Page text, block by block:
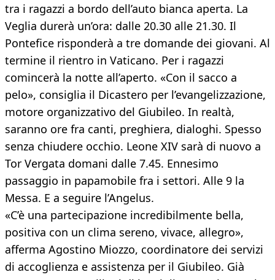
tra i ragazzi a bordo dell’auto bianca aperta. La
Veglia durerà un’ora: dalle 20.30 alle 21.30. Il
Pontefice risponderà a tre domande dei giovani. Al
termine il rientro in Vaticano. Per i ragazzi
comincerà la notte all’aperto. «Con il sacco a
pelo», consiglia il Dicastero per l’evangelizzazione,
motore organizzativo del Giubileo. In realtà,
saranno ore fra canti, preghiera, dialoghi. Spesso
senza chiudere occhio. Leone XIV sarà di nuovo a
Tor Vergata domani dalle 7.45. Ennesimo
passaggio in papamobile fra i settori. Alle 9 la
Messa. E a seguire l’Angelus.
«C’è una partecipazione incredibilmente bella,
positiva con un clima sereno, vivace, allegro»,
afferma Agostino Miozzo, coordinatore dei servizi
di accoglienza e assistenza per il Giubileo. Già